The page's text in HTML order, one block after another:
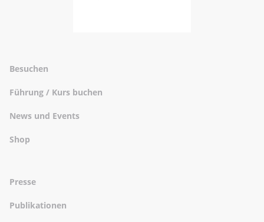
Besuchen
Führung / Kurs buchen
News und Events
Shop
Presse
Publikationen